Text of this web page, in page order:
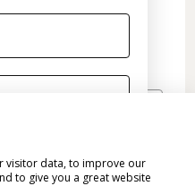
visitor data, to improve our
to give you a great website